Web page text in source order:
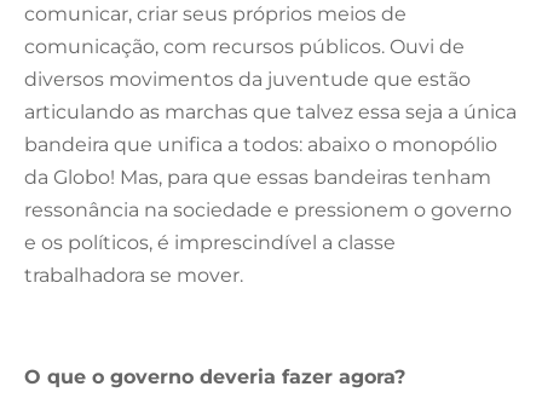
comunicar, criar seus próprios meios de
comunicação, com recursos públicos. Ouvi de
diversos movimentos da juventude que estão
articulando as marchas que talvez essa seja a única
bandeira que unifica a todos: abaixo o monopólio
da Globo! Mas, para que essas bandeiras tenham
ressonância na sociedade e pressionem o governo
e os políticos, é imprescindível a classe
trabalhadora se mover.
O que o governo deveria fazer agora?